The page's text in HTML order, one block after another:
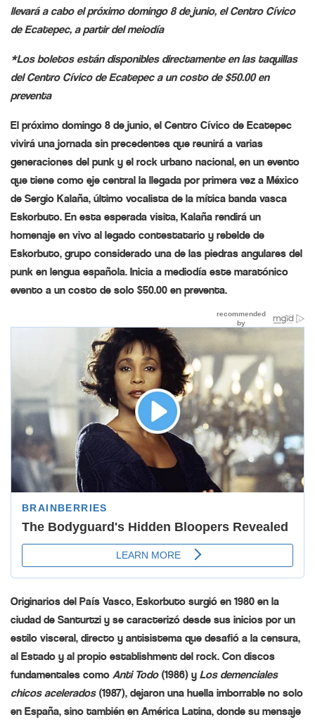
llevará a cabo el próximo domingo 8 de junio, el Centro Cívico
de Ecatepec, a partir del meiodía
*Los boletos están disponibles directamente en las taquillas
del Centro Cívico de Ecatepec a un costo de $50.00 en
preventa
El próximo domingo 8 de junio, el Centro Cívico de Ecatepec
vivirá una jornada sin precedentes que reunirá a varias
generaciones del punk y el rock urbano nacional, en un evento
que tiene como eje central la llegada por primera vez a México
de Sergio Kalaña, último vocalista de la mítica banda vasca
Eskorbuto. En esta esperada visita, Kalaña rendirá un
homenaje en vivo al legado contestatario y rebelde de
Eskorbuto, grupo considerado una de las piedras angulares del
punk en lengua española. Inicia a mediodía este maratónico
evento a un costo de solo $50.00 en preventa.
Originarios del País Vasco, Eskorbuto surgió en 1980 en la
ciudad de Santurtzi y se caracterizó desde sus inicios por un
estilo visceral, directo y antisistema que desafió a la censura,
al Estado y al propio establishment del rock. Con discos
fundamentales como Anti Todo(1986) y Los demenciales
chicos acelerados(1987), dejaron una huella imborrable no solo
en España, sino también en América Latina, donde su mensaje